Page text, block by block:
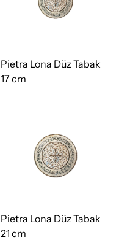
Pietra Lona Düz Tabak
17 cm
Pietra Lona Düz Tabak
21 cm